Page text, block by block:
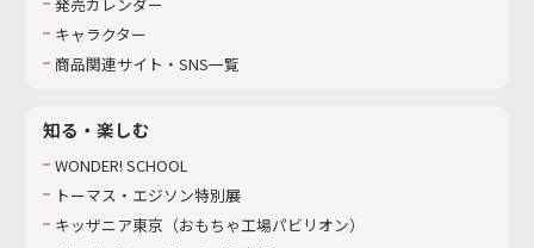
キャラクター
商品関連サイト・SNS一覧
知る・楽しむ
WONDER! SCHOOL
トーマス・エジソン特別展
キッザニア東京（おもちゃ工場パビリオン）​